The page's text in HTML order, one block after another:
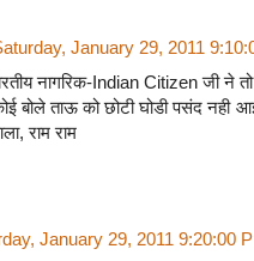
January 29, 2011
नागरिक-Indian Citizen जी ने तो
बोले ताऊ को छोटी घोडी पसंद नही
राम राम
January 29, 2011 9:20:00